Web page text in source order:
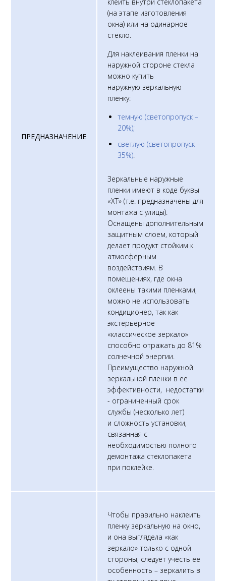
ПРЕДНАЗНАЧЕНИЕ
(на этапе изготовления
окна) или на одинарное
стекло.
Для наклеивания пленки на
наружной стороне стекла
можно купить
наружную зеркальную
пленку:
темную (светопропуск –
20%);
светлую (светопропуск –
35%).
Зеркальные наружные
пленки имеют в коде буквы
«XT» (т.е. предназначены для
монтажа с улицы).
Оснащены дополнительным
защитным слоем, который
делает продукт стойким к
атмосферным
воздействиям. В
помещениях, где окна
оклеены такими пленками,
можно не использовать
кондиционер, так как
экстерьерное
«классическое зеркало»
способно отражать до 81%
солнечной энергии.
Преимущество наружной
зеркальной пленки в ее
эффективности, недостатки
- ограниченный срок
службы (несколько лет)
и сложность установки,
связанная с
необходимостью полного
демонтажа стеклопакета
при поклейке.
Чтобы правильно наклеить
пленку зеркальную на окно,
и она выглядела «как
зеркало» только с одной
стороны, следует учесть ее
особенность – зеркалить в